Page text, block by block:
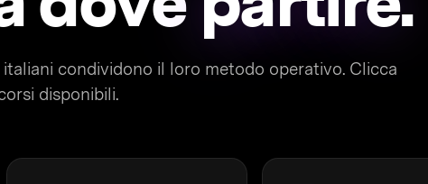
condividono il loro metodo operativo. Clicca
disponibili.